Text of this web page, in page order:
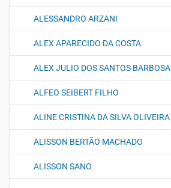
ALESSANDRO ARZANI
ALEX APARECIDO DA COSTA
ALEX JULIO DOS SANTOS BARBOSA
ALFEO SEIBERT FILHO
ALINE CRISTINA DA SILVA OLIVEIRA
ALISSON BERTÃO MACHADO
ALISSON SANO